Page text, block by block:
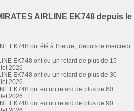
AIRLINE EK748 depuis le
EK748 ont été à l'heure , depuis le mercredi
EK748 ont eu un retard de plus de 15
2026
EK748 ont eu un retard de plus de 30
2026
EK748 ont eu un retard de plus de 60
2026
EK748 ont eu un retard de plus de 90